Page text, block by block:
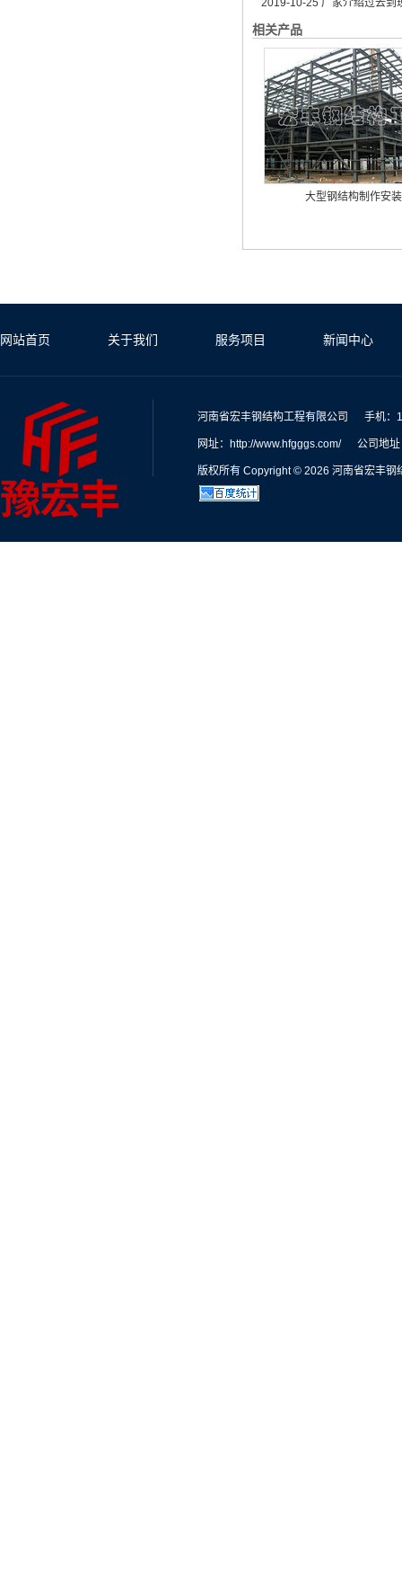
2019-10-25 厂家介绍过去到
相关产品
大型钢结构制作安装
网站首页 关于我们 服务项目 新闻中心
河南省宏丰钢结构工程有限公司 手机：
网址：http://www.hfgggs.com/ 公司地
版权所有 Copyright © 2026 河南省宏丰钢